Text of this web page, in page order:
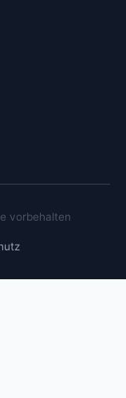
vorbehalten